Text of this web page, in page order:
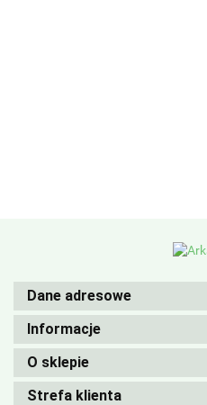
Dane adresowe
Informacje
O sklepie
Strefa klienta